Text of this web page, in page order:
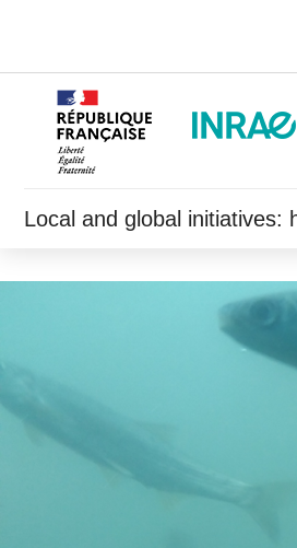
Local and global initiatives: